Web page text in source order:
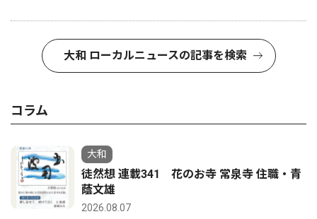
大和 ローカルニュースの記事を検索
コラム
大和
徒然想 連載341 花のお寺 常泉寺 住職・青
蔭文雄
2026.08.07